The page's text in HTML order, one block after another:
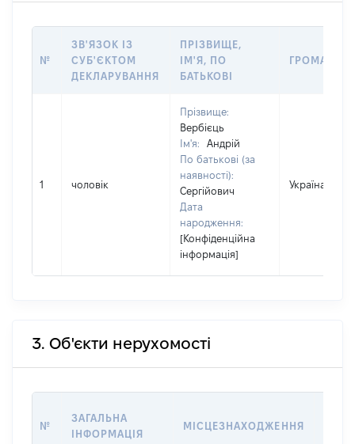
№
ЗВ'ЯЗОК ІЗ
СУБ'ЄКТОМ
ДЕКЛАРУВАННЯ
ПРІЗВИЩЕ,
ІМ'Я, ПО
БАТЬКОВІ
1 чоловік
Прізвище:
Вербієць
Ім'я:
Андрій
По батькові (за
наявності):
Сергійович
Дата
народження:
[Конфіденційна
інформація]
Україна
3. Об'єкти нерухомості
№
ЗАГАЛЬНА
ІНФОРМАЦІЯ
МІСЦЕЗНАХОДЖЕННЯ